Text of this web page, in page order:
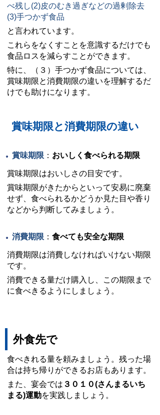
べ残し(2)皮のむき過ぎなどの過剰除去
(3)手つかず食品
と言われています。
これらをなくすことを意識するだけでも
食品ロスを減らすことができます。
特に、（３）手つかず食品については、
賞味期限と消費期限の違いを理解するだ
けでも助けになります。
賞味期限と消費期限の違い
賞味期限 ： おいしく食べられる期限
賞味期限はおいしさの目安です。
賞味期限がきたからといって安易に廃棄
せず、食べられるかどうか見た目や香り
などから判断してみましょう。
消費期限 ： 食べても安全な期限
消費期限は消費しなければいけない期限
です。
消費できる量だけ購入し、この期限まで
に食べきるようにしましょう。
外食先で
食べきれる量を頼みましょう。残った場
合は持ち帰りができるお店もあります。
また、宴会では ３０１０(さんまるいち
まる)運動を実践しましょう。